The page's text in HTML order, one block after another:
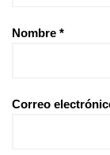
Nombre *
Correo